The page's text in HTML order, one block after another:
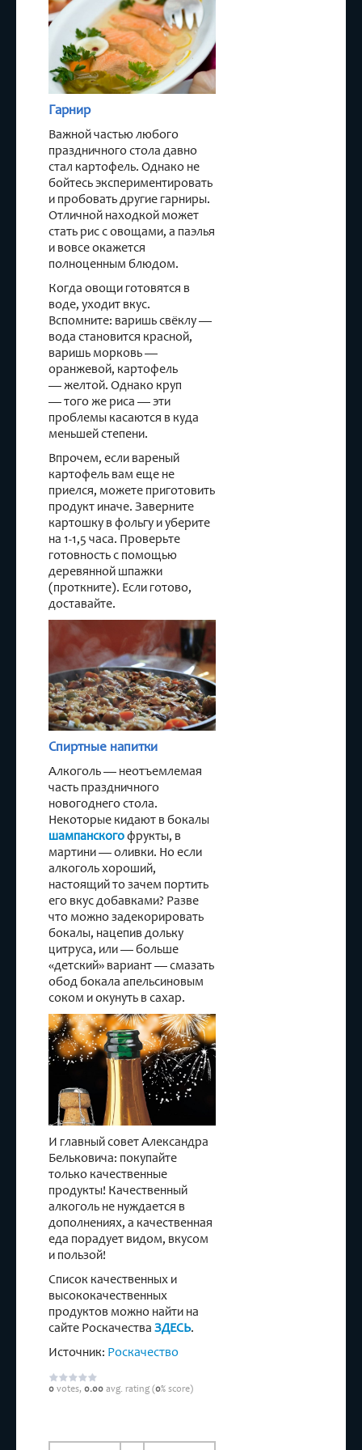
Гарнир
Важной частью любого
праздничного стола давно
стал картофель. Однако не
бойтесь экспериментировать
и пробовать другие гарниры.
Отличной находкой может
стать рис с овощами, а паэлья
и вовсе окажется
полноценным блюдом.
Когда овощи готовятся в
воде, уходит вкус.
Вспомните: варишь свёклу —
вода становится красной,
варишь морковь —
оранжевой, картофель
— желтой. Однако круп
— того же риса — эти
проблемы касаются в куда
меньшей степени.
Впрочем, если вареный
картофель вам еще не
приелся, можете приготовить
продукт иначе. Заверните
картошку в фольгу и уберите
на 1-1,5 часа. Проверьте
готовность с помощью
деревянной шпажки
(проткните). Если готово,
доставайте.
Спиртные напитки
Алкоголь — неотъемлемая
часть праздничного
новогоднего стола.
Некоторые кидают в бокалы
шампанскогофрукты, в
мартини — оливки. Но если
алкоголь хороший,
настоящий то зачем портить
его вкус добавками? Разве
что можно задекорировать
бокалы, нацепив дольку
цитруса, или — больше
«детский» вариант — смазать
обод бокала апельсиновым
соком и окунуть в сахар.
И главный совет Александра
Бельковича: покупайте
только качественные
продукты! Качественный
алкоголь не нуждается в
дополнениях, а качественная
еда порадует видом, вкусом
и пользой!
Список качественных и
высококачественных
продуктов можно найти на
сайте Роскачества ЗДЕСЬ.
Источник: Роскачество
0 votes, 0.00 avg. rating (0% score)